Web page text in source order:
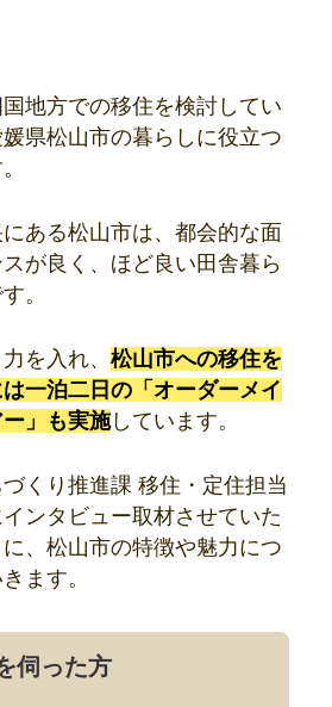
地方での移住を検討してい
県松山市の暮らしに役立つ
ある松山市は、都会的な面
が良く、ほど良い田舎暮ら
。
を入れ、 松山市への移住を
一泊二日の「オーダーメイ
ー」も実施しています。
くり推進課 移住・定住担当
ンタビュー取材させていた
、松山市の特徴や魅力につ
ます。
伺った方